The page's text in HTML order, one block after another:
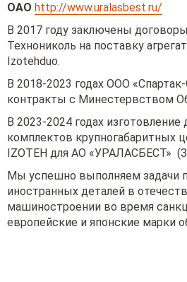
ОАО http://www.uralasbest.ru/
В 2017 году заключены
Технониколь на поставку
Izotehduo.
В 2018-2023 годах ООО
контракты с Минестервством
В 2023-2024 годах изготовление
комплектов крупногабаритных
IZOTEH для АО «УРАЛАСБЕСТ»
Мы успешно выполняем задачи
иностранных деталей в
машиностроении во время
европейские и японские марки